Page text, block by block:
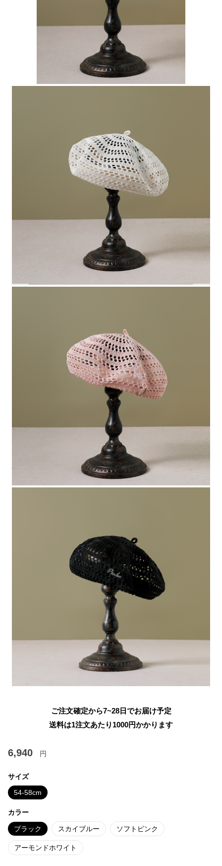
ご注文確定から7~28日でお届け予定
送料は1注文あたり 1000円かかります
6,940 円
サイズ
54-58cm
カラー
ブラック スカイブルー ソフトピンク
アーモンドホワイト